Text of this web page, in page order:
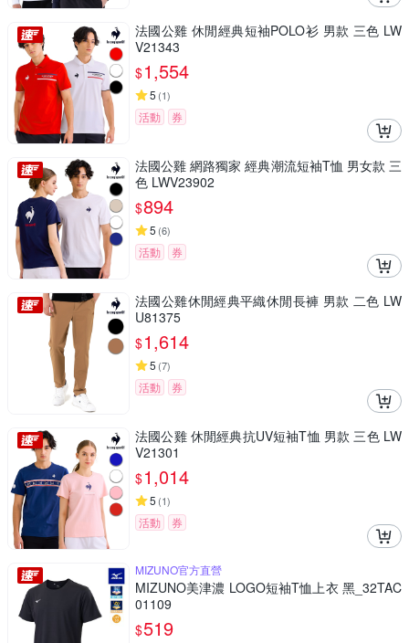
法國公雞 休閒經典短袖POLO衫 男款 三色 LW
V21343
$1,554
5 (1)
活動 券
法國公雞 網路獨家 經典潮流短袖T恤 男女款 三
色 LWV23902
$894
5 (6)
活動 券
法國公雞休閒經典平織休閒長褲 男款 二色 LW
U81375
$1,614
5 (7)
活動 券
法國公雞 休閒經典抗UV短袖T恤 男款 三色 LW
V21301
$1,014
5 (1)
活動 券
MIZUNO官方直營
MIZUNO美津濃 LOGO短袖T恤上衣 黑_32TAC
01109
$519